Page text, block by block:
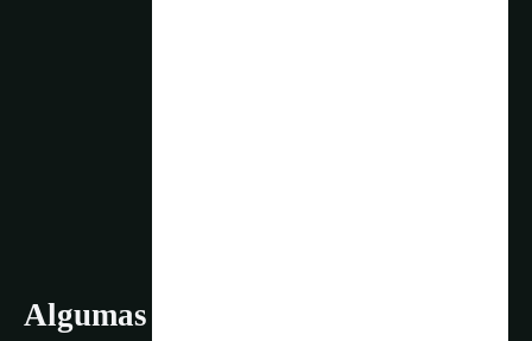
Algumas Camadas da Atmosfera